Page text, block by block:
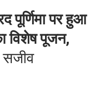
पूर्णिमा पर हुआ
विशेष पूजन,
सजीव